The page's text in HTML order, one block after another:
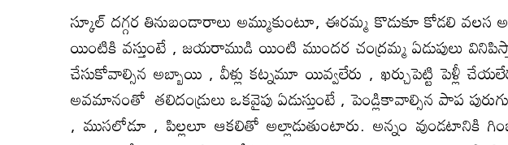
స్కూల్ దగ్గర తినుబండారాలు అమ్ముకుంటూ, ఈరమ్మ కొడుకూ కోడలి వలస
యింటికి వస్తుంటే , జయరాముడి యింటి ముందర చంద్రమ్మ ఏడుపులు
చేసుకోవాల్సిన అబ్బాయి , వీళ్లు కట్నమూ యివ్వలేరు , ఖర్చుపెట్టి పెళ్లీ
అవమానంతో తలిదండ్రులు ఒకవైపు ఏడుస్తుంటే , పెండ్లికావాల్సిన పాప
, ముసలోడూ , పిల్లలూ ఆకలితో అల్లాడుతుంటారు. అన్నం వుండటానికి